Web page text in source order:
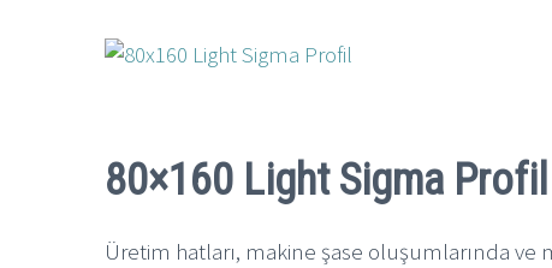
80×160 Light Sigma Profil
Üretim hatları, makine şase oluşumlarında